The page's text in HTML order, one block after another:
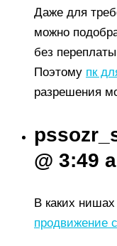
Даже для
можно
без
Поэтому пк
разрешения
@ 3:49
В каких
продвижение